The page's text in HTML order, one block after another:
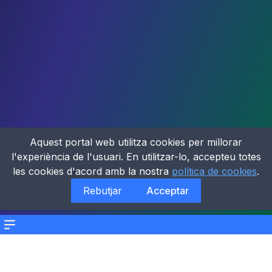
Menu
Aquest portal web utilitza cookies per millorar
l'experiència de l'usuari. En utilitzar-lo, accepteu totes
les cookies d'acord amb la nostra política de cookies.
Rebutjar
Acceptar